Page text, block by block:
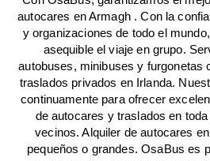
autocares en Armagh . Con la
y organizaciones de todo el
asequible el viaje en grupo.
autobuses, minibuses y furgonetas
traslados privados en Irlanda.
continuamente para ofrecer
de autocares y traslados en
vecinos. Alquiler de autocares
pequeños o grandes. OsaBus es